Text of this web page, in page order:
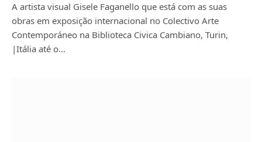
A artista visual Gisele Faganello que está com as suas
obras em exposição internacional no Colectivo Arte
Contemporáneo na Biblioteca Civica Cambiano, Turin,
|Itália até o…